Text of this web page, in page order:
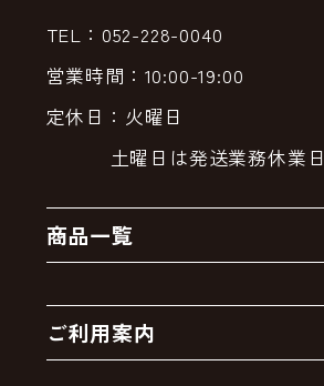
TEL：052-228-0040
営業時間：10:00-19:00
定休日：火曜日
土曜日は発送業務休業日
商品一覧
クーポン
ご利用案内